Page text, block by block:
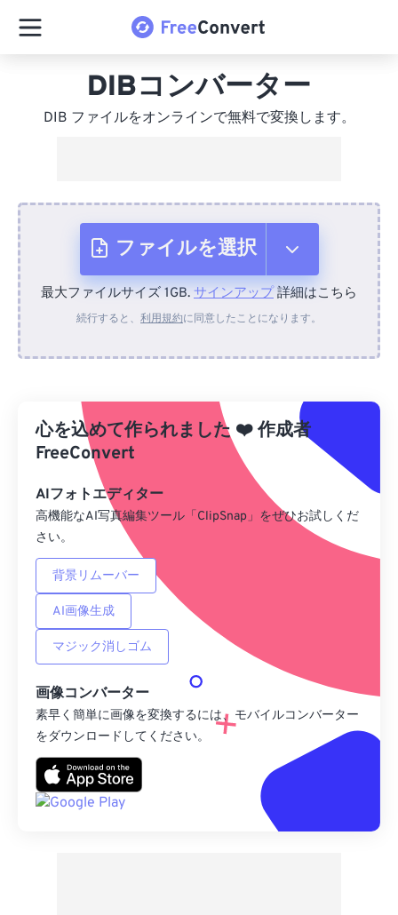
DIBコンバーター
DIB ファイルをオンラインで無料で変換します。
ファイルを選択
デバイスから
Googleドライブから
OneDriveから
URLから
最大ファイルサイズ 1GB. サインアップ詳細はこちら
続行すると、 利用規約に同意したことになります。
心を込めて作られました ❤️作成者
FreeConvert
AIフォトエディター
高機能なAI写真編集ツール「ClipSnap」をぜひお試しくだ
さい。
背景リムーバー
AI画像生成
マジック消しゴム
画像コンバーター
素早く簡単に画像を変換するには、モバイルコンバーター
をダウンロードしてください。